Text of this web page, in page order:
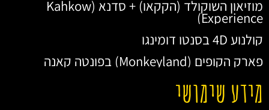
מוזיאון השוקולד (הקקאו) + סדנא (Kahkow
Experience)
קולנוע 4D בסנטו דומינגו
פארק הקופים (Monkeyland) בפונטה קאנה
מידע שימושי